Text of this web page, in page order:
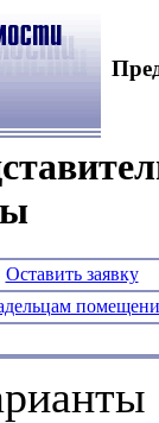
Оставить заявку